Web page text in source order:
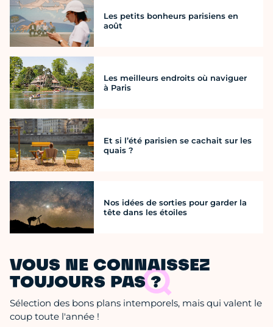
Les petits bonheurs parisiens en
août
Les meilleurs endroits où naviguer
à Paris
Et si l’été parisien se cachait sur les
quais ?
Nos idées de sorties pour garder la
tête dans les étoiles
VOUS NE CONNAISSEZ
TOUJOURS PAS ?
Sélection des bons plans intemporels, mais qui valent le
coup toute l'année !